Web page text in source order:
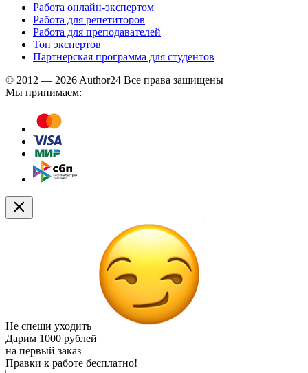
Работа онлайн-экспертом
Работа для репетиторов
Работа для преподавателей
Топ экспертов
Партнерская программа для студентов
© 2012 — 2026 Author24 Все права защищены
Мы принимаем:
Не спеши уходить
Дарим 1000 рублей
на первый заказ
Правки к работе бесплатно!